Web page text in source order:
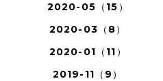
2020-05（15）
2020-03（8）
2020-01（11）
2019-11（9）